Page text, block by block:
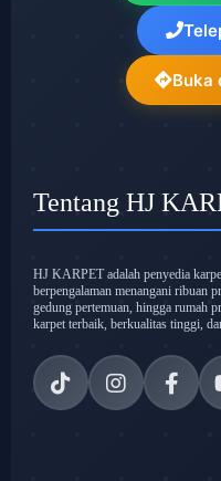
Buka
Tentang HJ
HJ KARPET adalah penyedia
berpengalaman menangani ribuan
gedung pertemuan, hingga rumah
karpet terbaik, berkualitas tinggi,